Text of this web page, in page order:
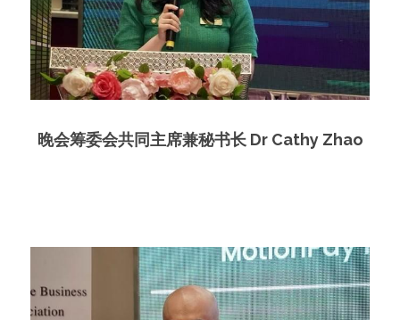
晚会筹委会共同主席兼秘书长 Dr Cathy Zhao